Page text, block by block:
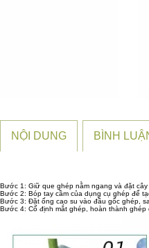
NỘI DUNG BÌNH
Bước 1: Giữ que ghép nằm ngang và đặt
Bước 2: Bóp tay cầm của dụng cụ ghép để
Bước 3: Đặt ống cao su vào đầu gốc ghép,
Bước 4: Cố định mắt ghép, hoàn thành ghép